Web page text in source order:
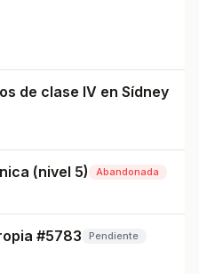
de clase IV en Sídney
(nivel 5) Abandonada
#5783 Pendiente